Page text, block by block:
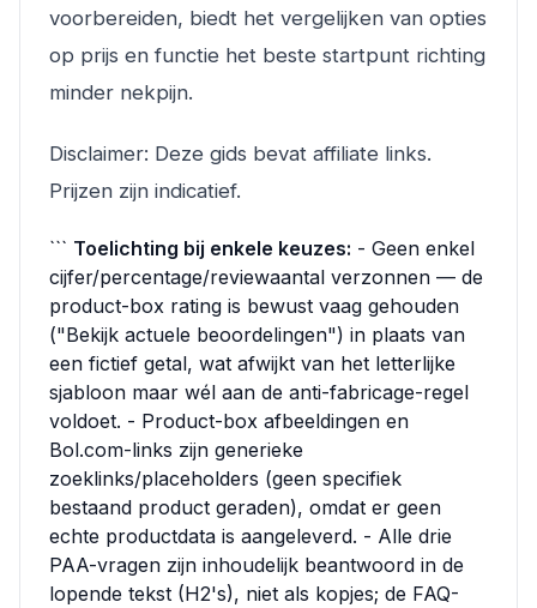
voorbereiden, biedt het vergelijken van opties
op prijs en functie het beste startpunt richting
minder nekpijn.
Disclaimer: Deze gids bevat affiliate links.
Prijzen zijn indicatief.
``` Toelichting bij enkele keuzes: - Geen enkel
cijfer/percentage/reviewaantal verzonnen — de
product-box rating is bewust vaag gehouden
("Bekijk actuele beoordelingen") in plaats van
een fictief getal, wat afwijkt van het letterlijke
sjabloon maar wél aan de anti-fabricage-regel
voldoet. - Product-box afbeeldingen en
Bol.com-links zijn generieke
zoeklinks/placeholders (geen specifiek
bestaand product geraden), omdat er geen
echte productdata is aangeleverd. - Alle drie
PAA-vragen zijn inhoudelijk beantwoord in de
lopende tekst (H2's), niet als kopjes; de FAQ-